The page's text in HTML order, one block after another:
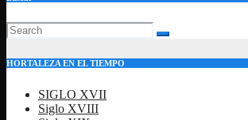
HORTALEZA EN EL TIEMPO
SIGLO XVII
Siglo XVIII